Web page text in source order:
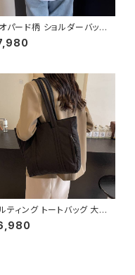
パード柄 ショルダーバッグ
ショルダーバッグ レディース
ウ柄 バッグ カジュアル 軽量
ティング トートバッグ 大容
掛けバッグ レディース バッ
ンプル 無地 カジュアル 韓